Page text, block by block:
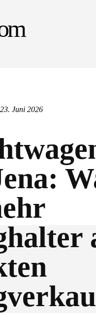
23. Juni 2026